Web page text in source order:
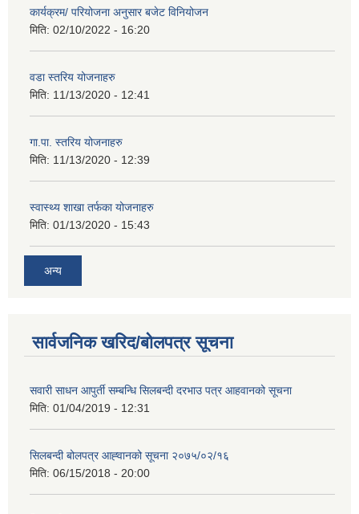
कार्यक्रम/ परियोजना अनुसार बजेट विनियोजन
मिति: 02/10/2022 - 16:20
वडा स्तरिय योजनाहरु
मिति: 11/13/2020 - 12:41
गा.पा. स्तरिय योजनाहरु
मिति: 11/13/2020 - 12:39
स्वास्थ्य शाखा तर्फका योजनाहरु
मिति: 01/13/2020 - 15:43
अन्य
सार्वजनिक खरिद/बोलपत्र सूचना
सवारी साधन आपुर्ती सम्बन्धि सिलबन्दी दरभाउ पत्र आहवानको सूचना
मिति: 01/04/2019 - 12:31
सिलबन्दी बोलपत्र आह्‍वानको सूचना २०७५/०२/१६
मिति: 06/15/2018 - 20:00